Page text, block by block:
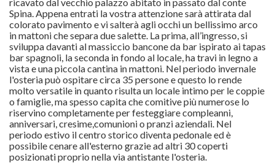
Spina. Appena entrati la vostra attenzione sarà attirata dal
colorato pavimento e vi salterà agli occhi un bellissimo arco
in mattoni che separa due salette. La prima, all’ingresso, si
sviluppa davanti al massiccio bancone da bar ispirato ai tapas
bar spagnoli, la seconda in fondo al locale, ha travi in legno a
vista e una piccola cantina in mattoni. Nel periodo invernale
l'osteria può ospitare circa 35 persone e questo lo rende
molto versatile in quanto risulta un locale intimo per le coppie
o famiglie, ma spesso capita che comitive più numerose lo
riservino completamente per festeggiare compleanni,
anniversari, cresime,comunioni o pranzi aziendali. Nel
periodo estivo il centro storico diventa pedonale ed è
possibile cenare all'esterno grazie ad altri 30 coperti
posizionati proprio nella via antistante l'osteria.